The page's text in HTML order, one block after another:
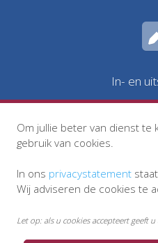
In- en
Om jullie beter van dienst te
gebruik van cookies.
In ons privacystatement
Wij adviseren de cookies te
Let op: als u cookies accepteert geeft